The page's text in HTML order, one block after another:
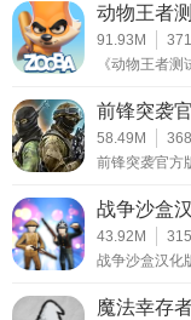
动物王者
91.93M 371
《动物王者
前锋突袭
58.49M 368
前锋突袭官方
战争沙盒
43.92M 315
魔法幸存